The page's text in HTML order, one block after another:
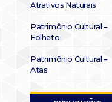
Atrativos Naturais
Patrimônio Cultural –
Folheto
Patrimônio Cultural –
Atas